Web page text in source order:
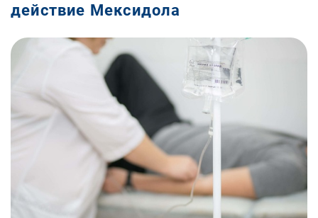
действие Мексидола